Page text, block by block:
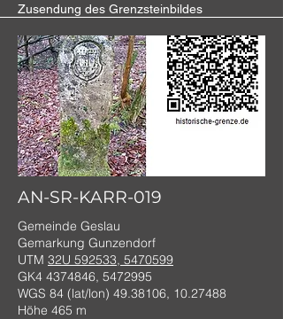
Zusendung des Grenzsteinbildes
AN-SR-KARR-019
Gemeinde Geslau
Gemarkung Gunzendorf
UTM 32U 592533, 5470599
GK4 4374846, 5472995
WGS 84 (lat/lon) 49.38106, 10.27488
Höhe 465 m